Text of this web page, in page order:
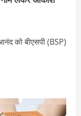
को बीएसपी (BSP)